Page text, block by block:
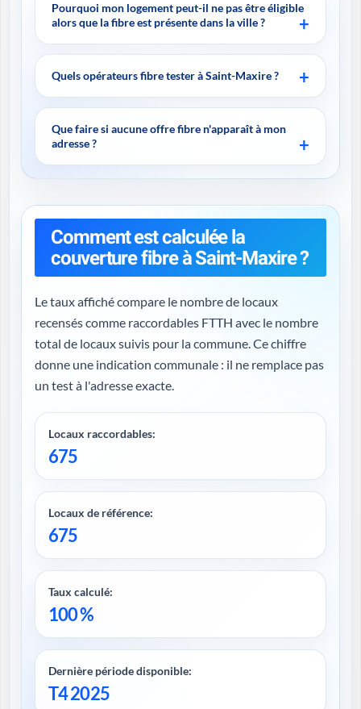
Pourquoi mon logement peut-il ne pas être éligible
alors que la fibre est présente dans la ville ?
Quels opérateurs fibre tester à Saint-Maxire ?
Que faire si aucune offre fibre n'apparaît à mon
adresse ?
Comment est calculée la
couverture fibre à Saint-Maxire ?
Le taux affiché compare le nombre de locaux
recensés comme raccordables FTTH avec le nombre
total de locaux suivis pour la commune. Ce chiffre
donne une indication communale : il ne remplace pas
un test à l'adresse exacte.
Locaux raccordables:
675
Locaux de référence:
675
Taux calculé:
100 %
Dernière période disponible:
T4 2025